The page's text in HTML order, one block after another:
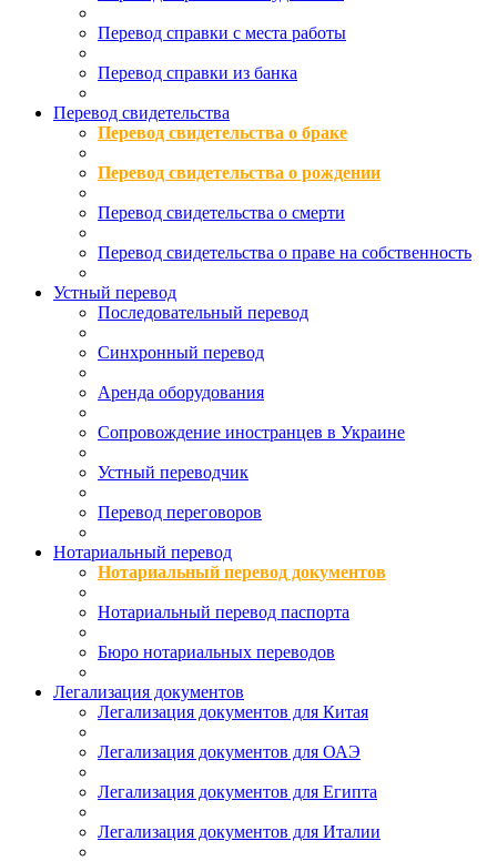
Перевод справки с места работы
Перевод справки из банка
Перевод свидетельства
Перевод свидетельства о браке
Перевод свидетельства о рождении
Перевод свидетельства о смерти
Перевод свидетельства о праве на собственность
Устный перевод
Последовательный перевод
Синхронный перевод
Аренда оборудования
Сопровождение иностранцев в Украине
Устный переводчик
Перевод переговоров
Нотариальный перевод
Нотариальный перевод документов
Нотариальный перевод паспорта
Бюро нотариальных переводов
Легализация документов
Легализация документов для Китая
Легализация документов для ОАЭ
Легализация документов для Египта
Легализация документов для Италии